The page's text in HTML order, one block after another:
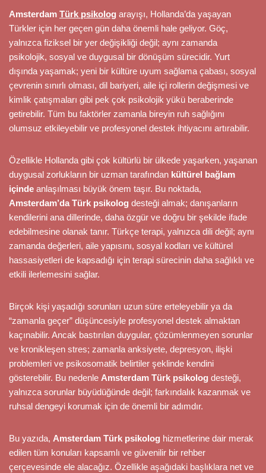
Amsterdam Türk psikolog arayışı, Hollanda’da yaşayan
Türkler için her geçen gün daha önemli hale geliyor. Göç,
yalnızca fiziksel bir yer değişikliği değil; aynı zamanda
psikolojik, sosyal ve duygusal bir dönüşüm sürecidir. Yurt
dışında yaşamak; yeni bir kültüre uyum sağlama çabası, sosyal
çevrenin sınırlı olması, dil bariyeri, aile içi rollerin değişmesi ve
kimlik çatışmaları gibi pek çok psikolojik yükü beraberinde
getirebilir. Tüm bu faktörler zamanla bireyin ruh sağlığını
olumsuz etkileyebilir ve profesyonel destek ihtiyacını artırabilir.
Özellikle Hollanda gibi çok kültürlü bir ülkede yaşarken, yaşanan
duygusal zorlukların bir uzman tarafından kültürel bağlam
içinde anlaşılması büyük önem taşır. Bu noktada,
Amsterdam’da Türk psikolog desteği almak; danışanların
kendilerini ana dillerinde, daha özgür ve doğru bir şekilde ifade
edebilmesine olanak tanır. Türkçe terapi, yalnızca dili değil; aynı
zamanda değerleri, aile yapısını, sosyal kodları ve kültürel
hassasiyetleri de kapsadığı için terapi sürecinin daha sağlıklı ve
etkili ilerlemesini sağlar.
Birçok kişi yaşadığı sorunları uzun süre erteleyebilir ya da
“zamanla geçer” düşüncesiyle profesyonel destek almaktan
kaçınabilir. Ancak bastırılan duygular, çözümlenmeyen sorunlar
ve kronikleşen stres; zamanla anksiyete, depresyon, ilişki
problemleri ve psikosomatik belirtiler şeklinde kendini
gösterebilir. Bu nedenle Amsterdam Türk psikolog desteği,
yalnızca sorunlar büyüdüğünde değil; farkındalık kazanmak ve
ruhsal dengeyi korumak için de önemli bir adımdır.
Bu yazıda, Amsterdam Türk psikolog hizmetlerine dair merak
edilen tüm konuları kapsamlı ve güvenilir bir rehber
çerçevesinde ele alacağız. Özellikle aşağıdaki başlıklara net ve